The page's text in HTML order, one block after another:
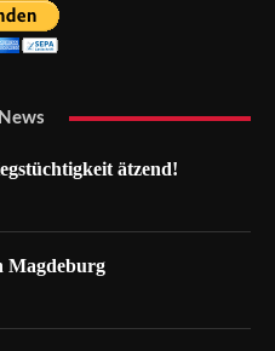
ätzend!
Magdeburg